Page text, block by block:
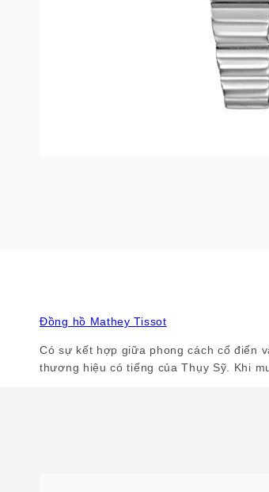
Đồng hồ Mathey Tissot
Có sự kết hợp giữa phong cách cổ điển
thương hiệu có tiếng của Thụy Sỹ. Khi